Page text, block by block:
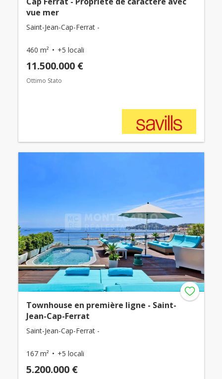
vue mer
Saint-Jean-Cap-Ferrat -
460 m² +5 locali
11.500.000 €
Ottimo Stato
Townhouse en première ligne - Saint-
Jean-Cap-Ferrat
Saint-Jean-Cap-Ferrat -
167 m² +5 locali
5.200.000 €